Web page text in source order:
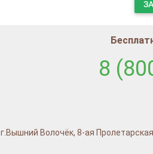
8
Волочёк, 8-ая